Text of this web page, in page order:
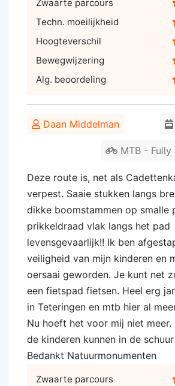
Zwaarte parcours
Techn. moeilijkheid
Hoogteverschil
Bewegwijzering
Alg. beoordeling
Daan Middelman
MTB - Fully
Deze route is, net als
verpest. Saaie stukken langs
dikke boomstammen op smalle
prikkeldraad vlak langs het pad
levensgevaarlijk!! Ik ben
veiligheid van mijn kinderen en
oersaai geworden. Je kunt net
een fietspad fietsen. Heel erg
in Teteringen en mtb hier al
Nu hoeft het voor mij niet meer.
de kinderen kunnen in de
Bedankt Natuurmonumenten
Zwaarte parcours